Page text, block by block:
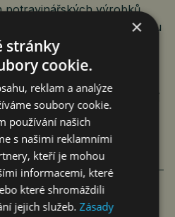
potravinářských výrobků
obchodu a cestovního ruchu
že jakékoliv
cen potravin povede.
balíček přináší
pravidel zaměstnávání
×
stránky
cookie.
reklam a analýze
soubory cookie.
používání našich
s našimi reklamními
kteří je mohou
informacemi, které
které shromáždili
jejich služeb.Zásady